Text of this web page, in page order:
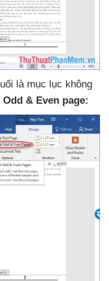
là mục lục không
& Even page: